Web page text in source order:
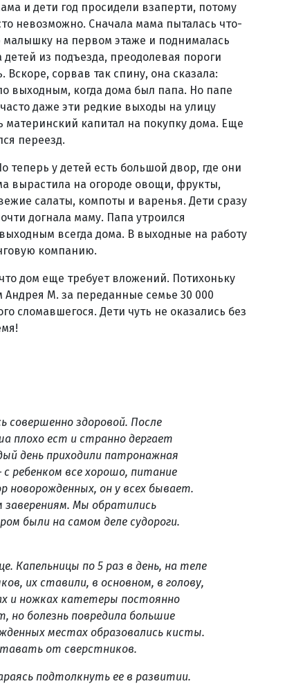
и дети год просидели взаперти, потому
невозможно. Сначала мама пыталась что-
на первом этаже и поднималась
из подъезда, преодолевая пороги
сорвав так спину, она сказала:
выходным, когда дома был папа. Но папе
даже эти редкие выходы на улицу
материнский капитал на покупку дома. Еще
переезд.
теперь у детей есть большой двор, где они
вырастила на огороде овощи, фрукты,
салаты, компоты и варенья. Дети сразу
догнала маму. Папа утроился
всегда дома. В выходные на работу
компанию.
дом еще требует вложений. Потихоньку
М. за переданные семье 30 000
сломавшегося. Дети чуть не оказались без
совершенно здоровой. После
плохо ест и странно дергает
день приходили патронажная
ребенком все хорошо, питание
новорожденных, он у всех бывает.
заверениям. Мы обратились
были на самом деле судороги.
Капельницы по 5 раз в день, на теле
их ставили, в основном, в голову,
и ножках катетеры постоянно
но болезнь повредила большие
местах образовались кисты.
от сверстников.
подтолкнуть ее в развитии.